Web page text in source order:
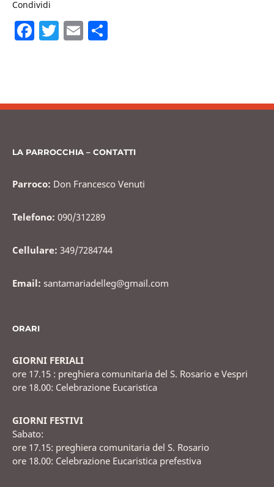
Condividi
F
b
o
T E
vi
LA PARROCCHIA – CONTATTI
Parroco: Don Francesco Venuti
Telefono: 090/312289
Cellulare: 349/7284744
Email: santamariadelleg@gmail.com
ORARI
GIORNI FERIALI
ore 17.15 : preghiera comunitaria del S. Rosario e Vespri
ore 18.00: Celebrazione Eucaristica
GIORNI FESTIVI
Sabato:
ore 17.15: preghiera comunitaria del S. Rosario
ore 18.00: Celebrazione Eucaristica prefestiva